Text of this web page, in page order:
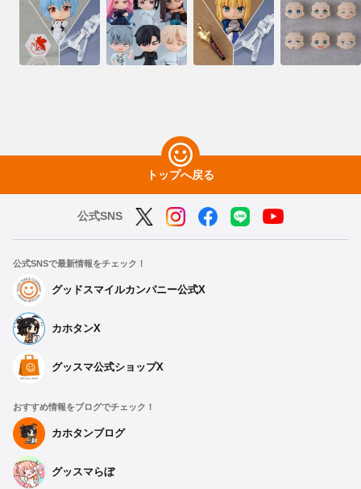
トップへ戻る
公式SNS
公式SNSで最新情報をチェック！
グッドスマイルカンパニー公式X
カホタンX
グッスマ公式ショップX
おすすめ情報をブログでチェック！
カホタンブログ
グッスマらぼ